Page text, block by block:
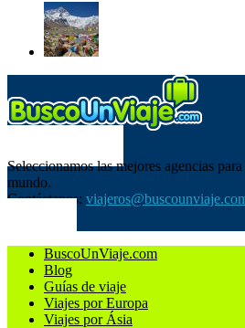
Seleccionamos las mejores agencias
mundo.
Contáctanos:
BuscoUnViaje.com
Blog
Guías de viaje
Viajes por Europa
Viajes por Ásia